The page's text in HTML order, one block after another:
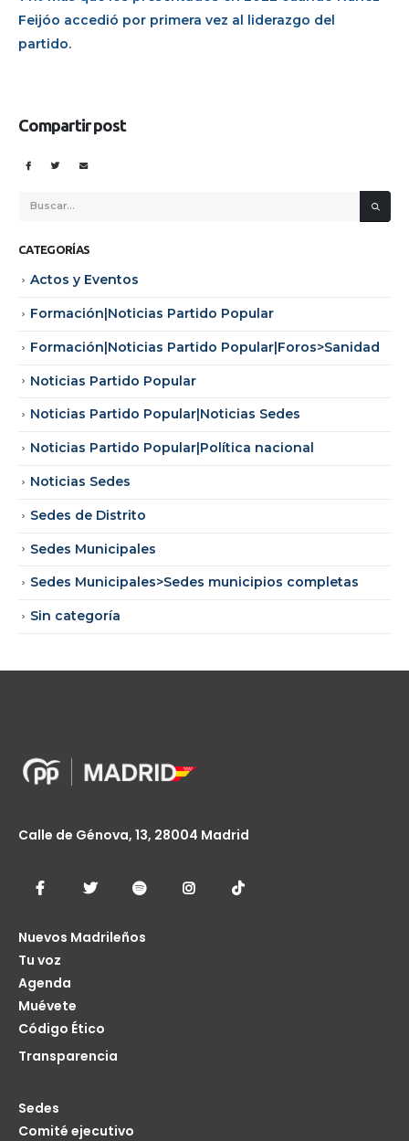
Feijóo accedió por primera vez al liderazgo del
partido.
Compartir post
CATEGORÍAS
Actos y Eventos
Formación|Noticias Partido Popular
Formación|Noticias Partido Popular|Foros>Sanidad
Noticias Partido Popular
Noticias Partido Popular|Noticias Sedes
Noticias Partido Popular|Política nacional
Noticias Sedes
Sedes de Distrito
Sedes Municipales
Sedes Municipales>Sedes municipios completas
Sin categoría
Calle de Génova, 13, 28004 Madrid
Nuevos Madrileños
Tu voz
Agenda
Muévete
Código Ético
Transparencia
Sedes
Comité ejecutivo